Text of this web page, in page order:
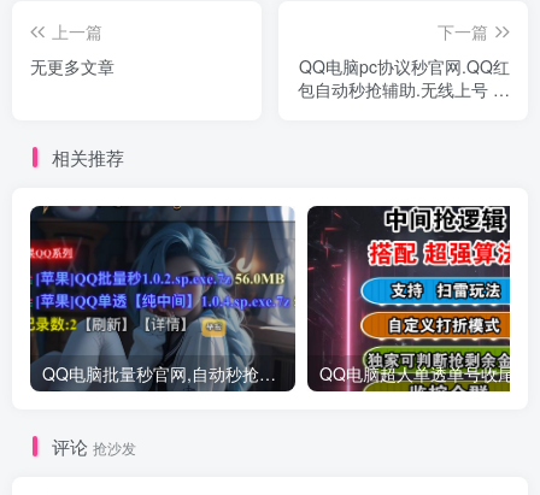
上一篇
无更多文章
下一篇
QQ电脑pc协议秒官网.QQ红
包自动秒抢辅助.无线上号 正
相关推荐
QQ电脑批量秒官网,自动秒抢辅助,不用担心错过红包,月卡授权
评论 抢沙发